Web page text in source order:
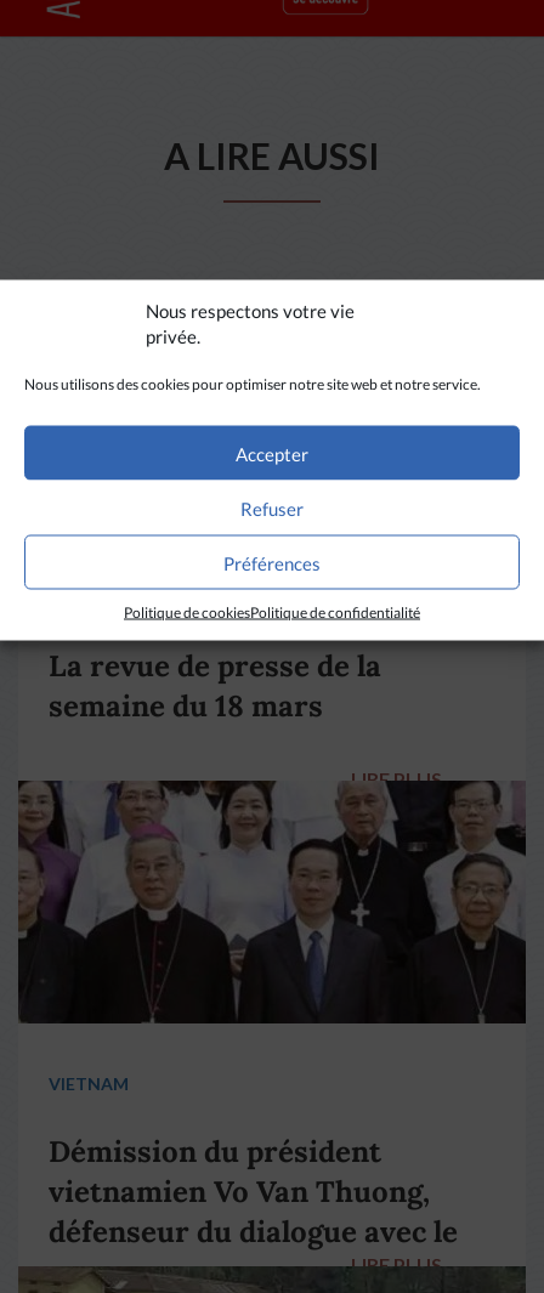
Nous respectons votre vie
privée.
Nous utilisons des cookies pour optimiser notre site web et notre service.
Accepter
Refuser
Préférences
Politique de cookiesPolitique de confidentialité
A LIRE AUSSI
La revue de presse de la
semaine du 18 mars
LIRE PLUS →
VIETNAM
Démission du président
vietnamien Vo Van Thuong,
défenseur du dialogue avec le
pape François
LIRE PLUS →